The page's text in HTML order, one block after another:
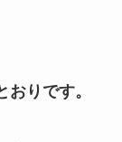
りです。